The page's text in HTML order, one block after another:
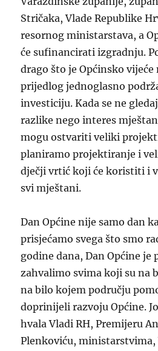
Stričaka, Vlade Republike
resornog ministarstava, a
će sufinancirati izgradnju.
drago što je Općinsko vijeće
prijedlog jednoglasno
investiciju. Kada se ne
razlike nego interes
mogu ostvariti veliki
planiramo projektiranje i
dječji vrtić koji će koristiti i
svi mještani.
Dan Općine nije samo dan
prisjećamo svega što smo
godine dana, Dan Općine je
zahvalimo svima koji su na
na bilo kojem području
doprinijeli razvoju Općine.
hvala Vladi RH, Premijeru
Plenkoviću, ministarstvima,